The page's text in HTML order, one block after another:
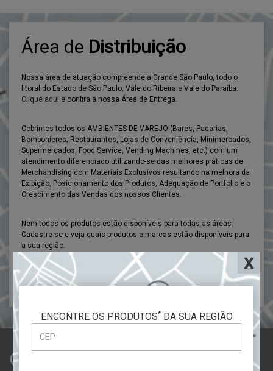
Área de Distribuição
Nossa área de atuação compreende a Grande São Paulo, todo o
litoral do Estado de São Paulo, Vale do Ribeira e Vale do Paraíba.
Clique aqui e confira a nossa Área de Entrega.
Cobrimos todos os AMBIENTES DE VAREJO (Bares, Padarias,
Bombonieres, Restaurantes, Lojas de Conveniência, Minimercados,
Supermercados, Food Service, Vending Machines, etc.) com um
atendimento diferenciado utilizando-se das melhores práticas de
Merchandising com Materiais Exclusivos resultando na melhora da
Exibição, Posicionamento dos Produtos, Adequação de Portfólio e o
Crescimento das Vendas dos nossos Clientes.
Nem todos os produtos estão disponíveis para todas as áreas.
Cadastre-se e veja quais produtos e marcas estão disponíveis para
a sua região.
VER A ÁREA
Central
ENCONTRE OS PRODUTOS*DA SUA REGIÃO